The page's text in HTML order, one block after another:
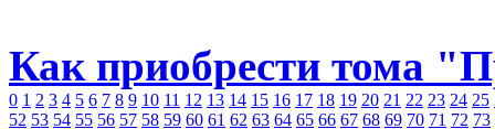
Как приобрести тома
0 1 2 3 4 5 6 7 8 9 10 11 12 13 14 15 16 17 18 19 20 21 22 23 24 25
52 53 54 55 56 57 58 59 60 61 62 63 64 65 66 67 68 69 70 71 72 73